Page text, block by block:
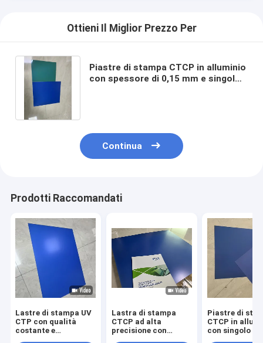
Ottieni Il Miglior Prezzo Per
Piastre di stampa CTCP in alluminio
con spessore di 0,15 mm e singolo
Continua
Prodotti Raccomandati
Lastre di stampa UV
CTP con qualità
costante e
Lastra di stampa
CTCP ad alta
precisione con
Piastre di
CTCP in
con singolo